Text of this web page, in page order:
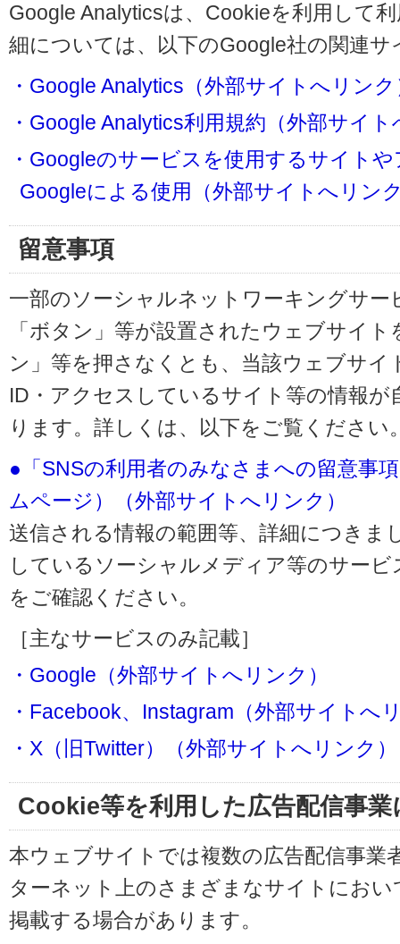
Google Analyticsは、Cookieを利用して
細については、以下のGoogle社の関連
・Google Analytics（外部サイトへリンク
・Google Analytics利用規約（外部サイ
・Googleのサービスを使用するサイト
Googleによる使用（外部サイトへリン
留意事項
一部のソーシャルネットワーキングサー
「ボタン」等が設置されたウェブサイ
ン」等を押さなくとも、当該ウェブサイ
ID・アクセスしているサイト等の情報
ります。詳しくは、以下をご覧ください
●「SNSの利用者のみなさまへの留意事
ムページ）（外部サイトへリンク）
送信される情報の範囲等、詳細につきま
しているソーシャルメディア等のサー
をご確認ください。
［主なサービスのみ記載］
・Google（外部サイトへリンク）
・Facebook、Instagram（外部サイトへ
・X（旧Twitter）（外部サイトへリンク）
Cookie等を利用した広告配信事
本ウェブサイトでは複数の広告配信事業
ターネット上のさまざまなサイトにお
掲載する場合があります。